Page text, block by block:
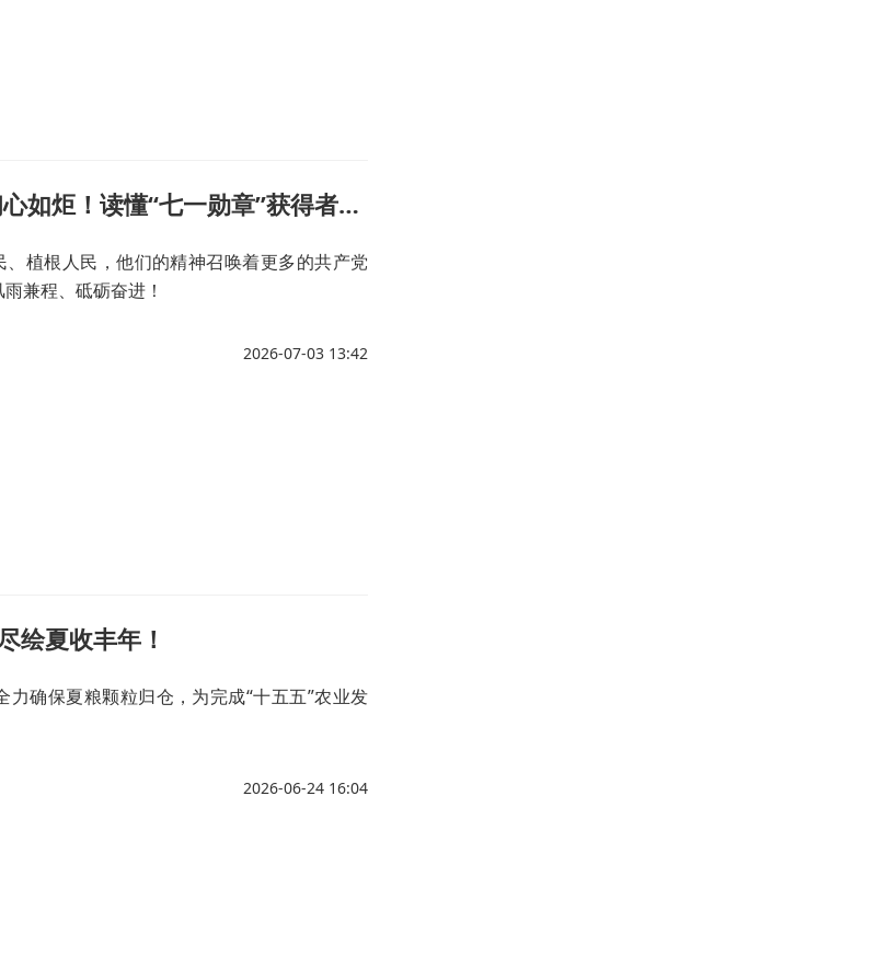
AI中国·追光的你丨初心如炬！读懂“七一勋章”获得者的精神坐标
、植根人民，他们的精神召唤着更多的共产党
兼程、砥砺奋进！
2026-07-03 13:42
绘夏收丰年！
确保夏粮颗粒归仓，为完成“十五五”农业发
2026-06-24 16:04